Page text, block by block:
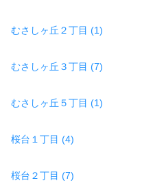
むさしヶ丘２丁目 (1)
むさしヶ丘３丁目 (7)
むさしヶ丘５丁目 (1)
桜台１丁目 (4)
桜台２丁目 (7)